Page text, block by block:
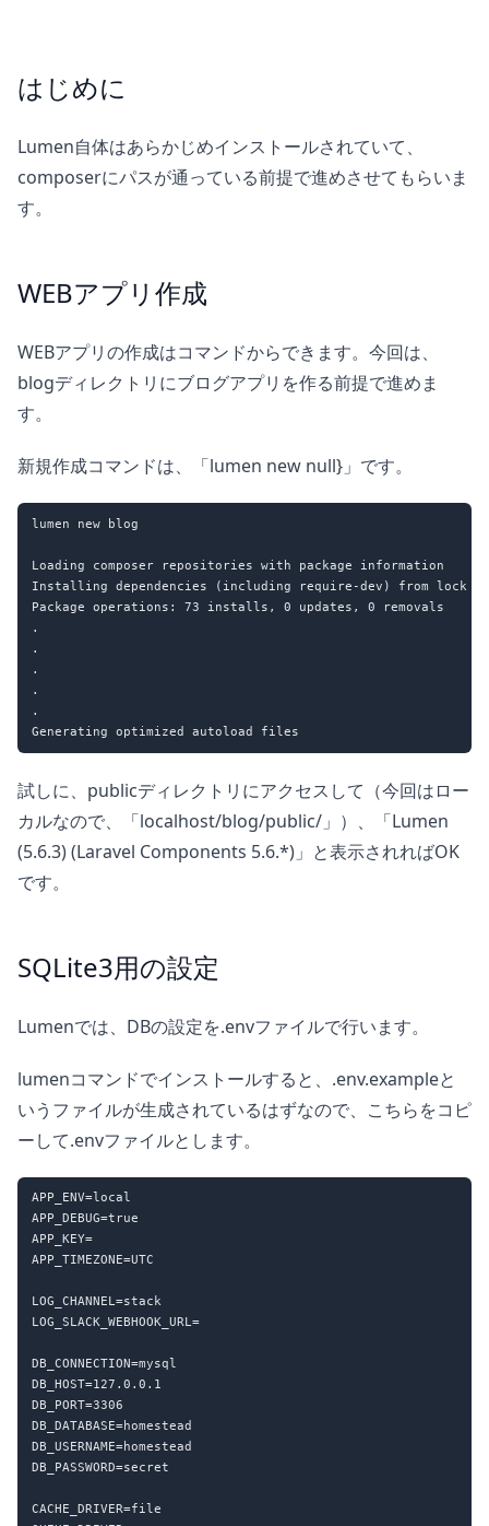
はじめに
Lumen自体はあらかじめインストールされていて、
composerにパスが通っている前提で進めさせてもらいま
す。
WEBアプリ作成
WEBアプリの作成はコマンドからできます。今回は、
blogディレクトリにブログアプリを作る前提で進めま
す。
新規作成コマンドは、「lumen new null}」です。
lumen new blog
Loading composer repositories with package information
Installing dependencies (including require-dev) from lock
Package operations: 73 installs, 0 updates, 0 removals
.
.
.
.
.
試しに、publicディレクトリにアクセスして（今回はロー
カルなので、「localhost/blog/public/」）、「Lumen
(5.6.3) (Laravel Components 5.6.*)」と表示されればOK
です。
SQLite3用の設定
Lumenでは、DBの設定を.envファイルで行います。
lumenコマンドでインストールすると、.env.exampleと
いうファイルが生成されているはずなので、こちらをコピ
ーして.envファイルとします。
APP_ENV=local
APP_DEBUG=true
APP_KEY=
APP_TIMEZONE=UTC
LOG_CHANNEL=stack
LOG_SLACK_WEBHOOK_URL=
DB_CONNECTION=mysql
DB_HOST=127.0.0.1
DB_PORT=3306
DB_DATABASE=homestead
DB_USERNAME=homestead
DB_PASSWORD=secret
CACHE_DRIVER=file